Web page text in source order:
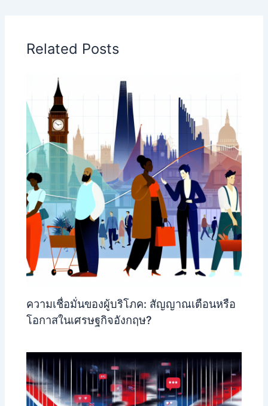
Related Posts
ความเชื่อมั่นของผู้บริโภค: สัญญาณเตือนหรือ
โอกาสในเศรษฐกิจอังกฤษ?